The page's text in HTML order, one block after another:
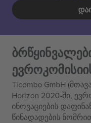
Ticombo GmbH
Horizon 2020-ში,
ინოვაციების
წინადადების